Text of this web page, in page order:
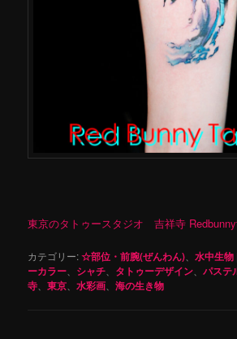
東京のタトゥースタジオ 吉祥寺
カテゴリー:☆部位・前腕(ぜんわん) 、水中生物
ーカラー
シャチ タトゥーデザイン 、パステ
寺 、東京 、水彩画 、海の生き物